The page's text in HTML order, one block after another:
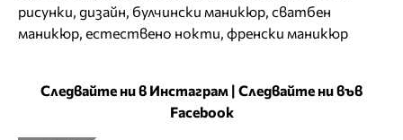
рисунки, дизайн, булчински маникюр, сватбен
маникюр, естествено нокти, френски маникюр
Следвайте ни в Инстаграм | Следвайте ни във
Facebook